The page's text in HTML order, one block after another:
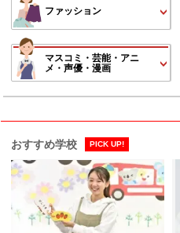
ファッション
マスコミ・芸能・アニ
メ・声優・漫画
おすすめ学校 PICK UP!